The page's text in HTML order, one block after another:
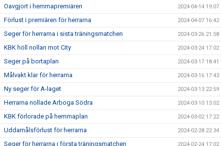
Oavgjort i hemmapremiären 2024-04-14 19:07
Förlust i premiären för herrarna 2024-04-07 16:42
Seger för herrarna i sista träningsmatchen 2024-03-26 21:58
KBK höll nollan mot City 2024-03-24 17:02
Seger på bortaplan 2024-03-17 18:41
Målvakt klar för herrarna 2024-03-16 17:43
Ny seger för A-laget 2024-03-13 22:59
Herrarna nollade Arboga Södra 2024-03-10 13:02
KBK förlorade på hemmaplan 2024-03-02 17:22
Uddamålsförlust för herrarna 2024-02-28 22:34
Seger för herrarna i första träningsmatchen 2024-02-24 17:02